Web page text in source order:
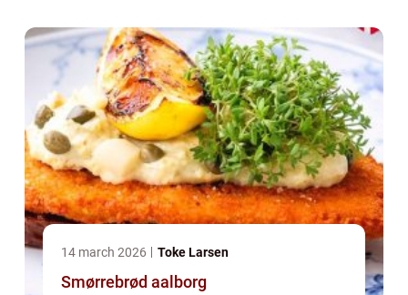
14 march 2026 Toke Larsen
Smørrebrød aalborg